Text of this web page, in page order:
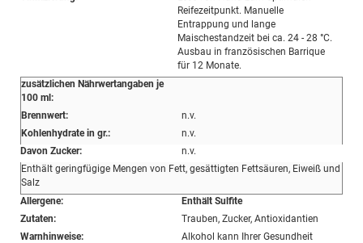
Reifezeitpunkt. Manuelle
Entrappung und lange
Maischestandzeit bei ca. 24 - 28 °C.
Ausbau in französischen Barrique
für 12 Monate.
zusätzlichen Nährwertangaben je
100 ml:
Brennwert:
n.v.
Kohlenhydrate in gr.:
n.v.
Davon Zucker:
n.v.
Enthält geringfügige Mengen von Fett, gesättigten Fettsäuren, Eiweiß und
Salz
Allergene:
Enthält Sulfite
Zutaten:
Trauben, Zucker, Antioxidantien
Warnhinweise:
Alkohol kann Ihrer Gesundheit